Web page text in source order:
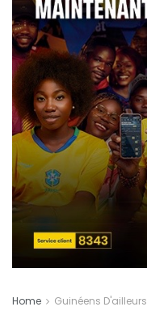
Home Guinéens D'ailleurs